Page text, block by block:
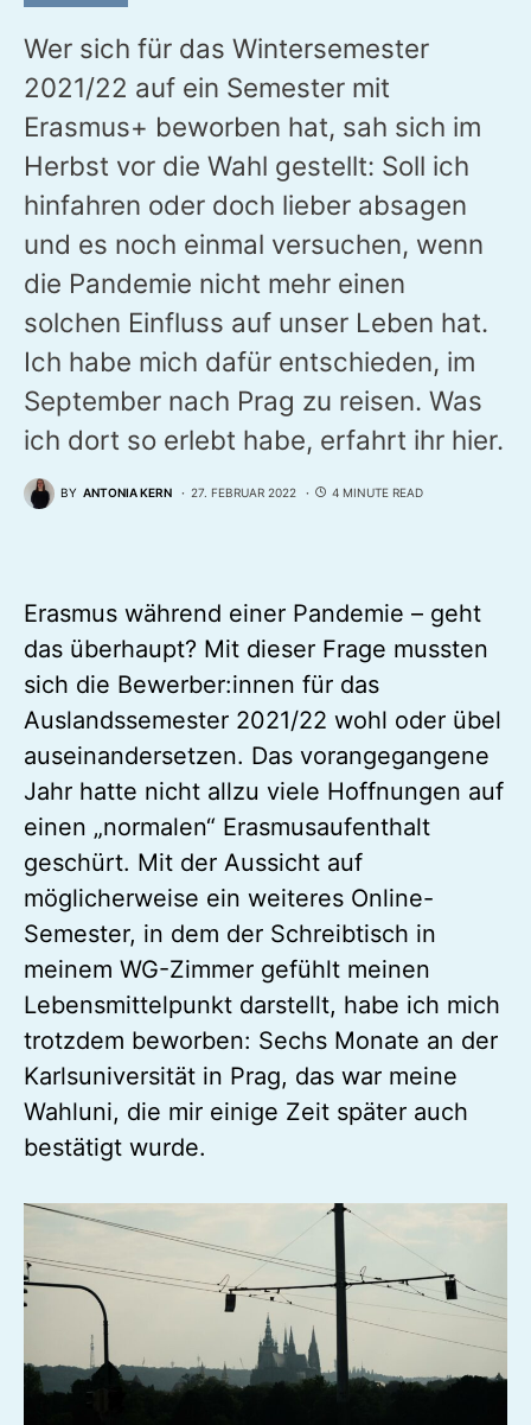
in Tschechiens Hauptstadt
Prag
Wer sich für das Wintersemester
2021/22 auf ein Semester mit
Erasmus+ beworben hat, sah sich im
Herbst vor die Wahl gestellt: Soll ich
hinfahren oder doch lieber absagen
und es noch einmal versuchen, wenn
die Pandemie nicht mehr einen
solchen Einfluss auf unser Leben hat.
September nach Prag zu reisen. Was
Erasmus während einer Pandemie – geht
das überhaupt? Mit dieser Frage mussten
sich die Bewerber:innen für das
Auslandssemester 2021/22 wohl oder übel
auseinandersetzen. Das vorangegangene
Jahr hatte nicht allzu viele Hoffnungen auf
einen „normalen“ Erasmusaufenthalt
geschürt. Mit der Aussicht auf
möglicherweise ein weiteres Online-
Semester, in dem der Schreibtisch in
meinem WG-Zimmer gefühlt meinen
Lebensmittelpunkt darstellt, habe ich mich
trotzdem beworben: Sechs Monate an der
Wahluni, die mir einige Zeit später auch
bestätigt wurde.